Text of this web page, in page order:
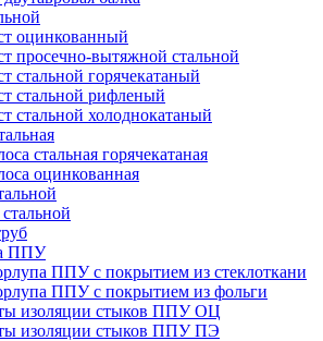
оцинкованный
просечно-вытяжной стальной
стальной горячекатаный
стальной рифленый
стальной холоднокатаный
стальная горячекатаная
оцинкованная
ППУ
ППУ с покрытием из стеклоткани
ППУ с покрытием из фольги
изоляции стыков ППУ ОЦ
изоляции стыков ППУ ПЭ